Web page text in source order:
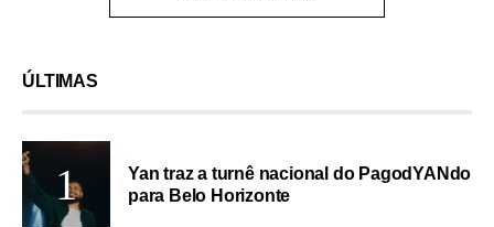
ÚLTIMAS
Yan traz a turnê nacional do PagodYANdo
para Belo Horizonte